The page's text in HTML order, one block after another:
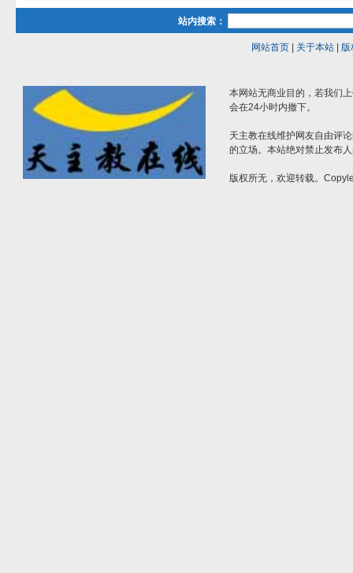
站内搜索：
网站首页| 关于本站| 版
本网站无商业目的，若我们
会在24小时内撤下。
天主教在线维护网友自由评
的立场。本站绝对禁止发布
版权所无，欢迎转载。